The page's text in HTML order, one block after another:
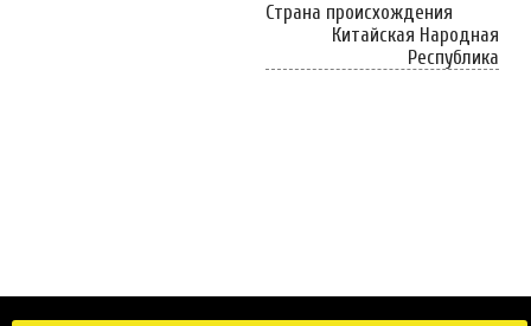
Страна происхождения
Китайская Народная
Республика